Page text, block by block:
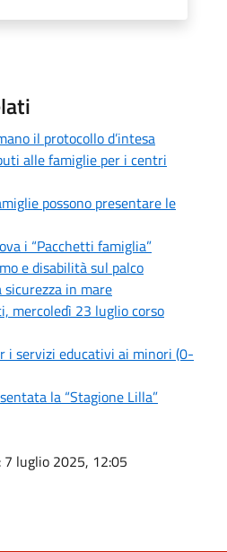
il protocollo d’intesa
alle famiglie per i centri
possono presentare le
i “Pacchetti famiglia”
e disabilità sul palco
sicurezza in mare
mercoledì 23 luglio corso
i servizi educativi ai minori (0-
la “Stagione Lilla”
: 7 luglio 2025, 12:05